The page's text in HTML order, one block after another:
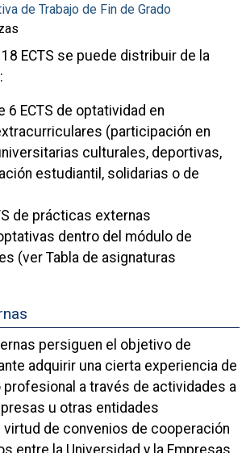
de Trabajo de Fin de Grado
ECTS se puede distribuir de la
6 ECTS de optatividad en
(participación en
culturales, deportivas,
estudiantil, solidarias o de
de prácticas externas
dentro del módulo de
(ver Tabla de asignaturas
persiguen el objetivo de
adquirir una cierta experiencia de
profesional a través de actividades a
u otras entidades
virtud de convenios de cooperación